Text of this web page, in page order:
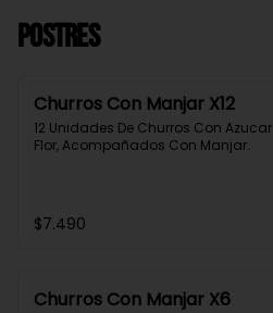
Postres
Churros Con Manjar X12
12 Unidades De Churros Con Azucar
Flor, Acompañados Con Manjar.
$7.490
Churros Con Manjar X6